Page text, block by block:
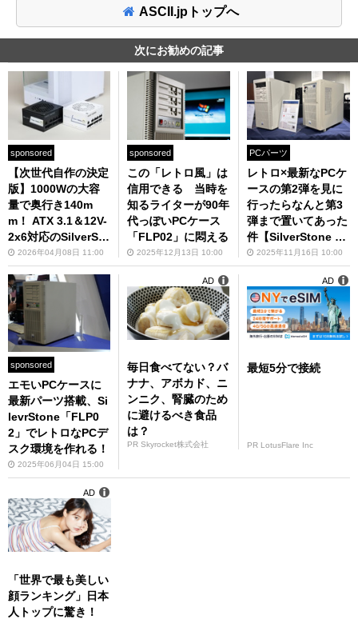
ASCII.jpトップへ
次にお勧めの記事
sponsored
【次世代自作の決定
版】1000Wの大容
量で奥行き140m
m！ ATX 3.1＆12V-
2x6対応のSilverSto
ne「Triton 1000R
z」シリーズで裏配
線地獄から抜け出そ
う
2026年04月08日 11:00
sponsored
この「レトロ風」は
信用できる 当時を
知るライターが90年
代っぽいPCケース
「FLP02」に悶える
2025年12月13日 10:00
PCパーツ
レトロ×最新なPCケ
ースの第2弾を見に
行ったらなんと第3
弾まで置いてあった
件【SilverStone EX
PO 2025レポート】
2025年11月16日 10:00
sponsored
エモいPCケースに
最新パーツ搭載、Si
levrStone「FLP0
2」でレトロなPCデ
スク環境を作れる！
2025年06月04日 15:00
毎日食べてない？バ
ナナ、アボカド、ニ
ンニク、腎臓のため
に避けるべき食品
は？
PR Skyrocket株式会社
AD
最短5分で接続
PR LotusFlare Inc
AD
「世界で最も美しい
顔ランキング」日本
人トップに驚き！
AD